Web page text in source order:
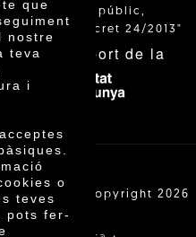
que
nostre
teva
i
o
teves
pots fer-
productes al públic,
segons el Decret 24/2013"
Amb el suport de la
SCCL | Copyright 2026